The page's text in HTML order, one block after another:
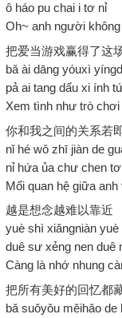
ô háo pu chai i tơ nỉ
Oh~ anh người
把爱当游戏赢得了这
bǎ ài dāng yóuxì
pả ai tang dấu xi ính
Xem tình như trò
你和我之间的关系若
nǐ hé wǒ zhī jiàn de
nỉ hứa ủa chư chen
Mối quan hệ giữa
越是想念越难以靠近
yuè shì xiǎngniàn
duê sư xẻng nen duê
Càng là nhớ nhung
把所有美好的回忆都
bǎ suǒyǒu měihǎo